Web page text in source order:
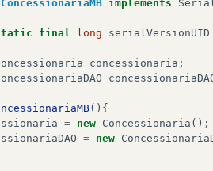
ConcessionariaMB implements
final long serialVersionUID
concessionaria ;
(){
= new Concessionaria ();
= new